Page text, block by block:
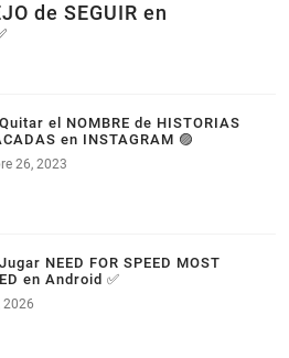
de SEGUIR en
el NOMBRE de HISTORIAS
en INSTAGRAM 🟣
26, 2023
NEED FOR SPEED MOST
en Android ✅
2026